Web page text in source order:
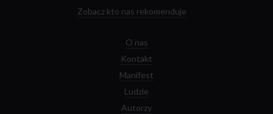
Zobacz kto nas rekomenduje
O nas
Kontakt
Manifest
Ludzie
Autorzy